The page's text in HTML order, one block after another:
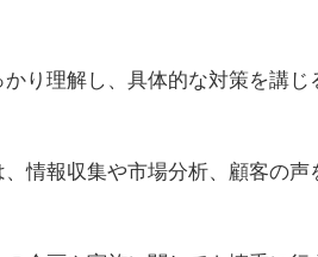
かり理解し、具体的な対策を講
、情報収集や市場分析、顧客の